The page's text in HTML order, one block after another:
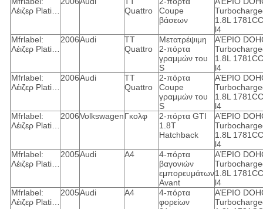
Λέιζερ Plati…
Quattro
Coupe
βάσεων
1.8L 1781CC
l4
Mfrlabel:
Λέιζερ Plati…
2006Audi
TT
Quattro
Μετατρέψιμη
2-πόρτα
γραμμών του
S
ΑΈΡΙΟ
1.8L 1781CC
l4
Mfrlabel:
Λέιζερ Plati…
2006Audi
TT
Quattro
2-πόρτα
Coupe
γραμμών του
S
ΑΈΡΙΟ
1.8L 1781CC
l4
Mfrlabel:
Λέιζερ Plati…
2006VolkswagenΓκολφ
2-πόρτα GTI
1.8T
Hatchback
ΑΈΡΙΟ
1.8L 1781CC
l4
Mfrlabel:
Λέιζερ Plati…
2005Audi A4
4-πόρτα
βαγονιών
εμπορευμάτων
Avant
ΑΈΡΙΟ
1.8L 1781CC
l4
Mfrlabel:
Λέιζερ Plati…
2005Audi A4
4-πόρτα
φορείων
ΑΈΡΙΟ